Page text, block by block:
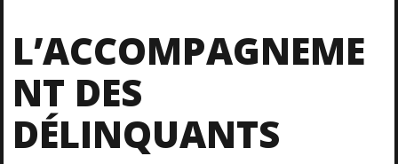
L’ACCOMPAGNEME
NT DES
DÉLINQUANTS